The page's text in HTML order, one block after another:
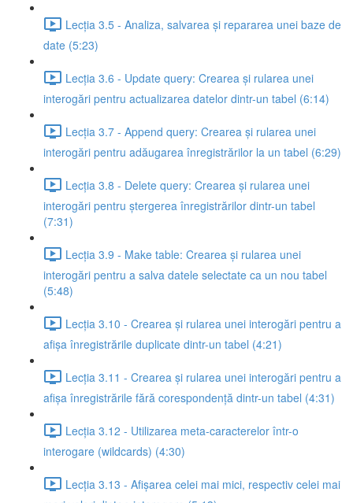
Lecția 3.5 - Analiza, salvarea și repararea unei baze de
date (5:23)
Lecția 3.6 - Update query: Crearea și rularea unei
interogări pentru actualizarea datelor dintr-un tabel (6:14)
Lecția 3.7 - Append query: Crearea și rularea unei
interogări pentru adăugarea înregistrărilor la un tabel (6:29)
Lecția 3.8 - Delete query: Crearea și rularea unei
interogări pentru ștergerea înregistrărilor dintr-un tabel
(7:31)
Lecția 3.9 - Make table: Crearea și rularea unei
interogări pentru a salva datele selectate ca un nou tabel
(5:48)
Lecția 3.10 - Crearea și rularea unei interogări pentru a
afișa înregistrările duplicate dintr-un tabel (4:21)
Lecția 3.11 - Crearea și rularea unei interogări pentru a
afișa înregistrările fără corespondență dintr-un tabel (4:31)
Lecția 3.12 - Utilizarea meta-caracterelor într-o
interogare (wildcards) (4:30)
Lecția 3.13 - Afișarea celei mai mici, respectiv celei mai